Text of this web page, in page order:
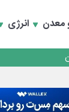
معدن انرژی